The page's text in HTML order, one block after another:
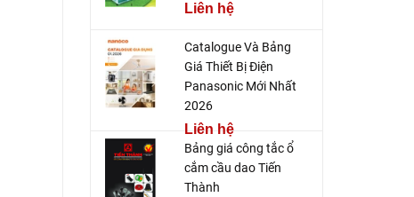
Liên hệ
Catalogue Và Bảng
Giá Thiết Bị Điện
Panasonic Mới Nhất
2026
Liên hệ
Bảng giá công tắc ổ
cắm cầu dao Tiến
Thành